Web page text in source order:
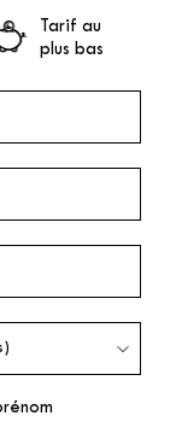
Tarif au
plus bas